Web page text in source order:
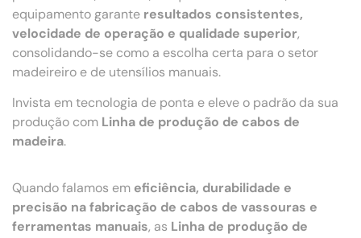
equipamento garante resultados consistentes,
velocidade de operação e qualidade superior,
consolidando-se como a escolha certa para o setor
madeireiro e de utensílios manuais.
Invista em tecnologia de ponta e eleve o padrão da sua
produção com Linha de produção de cabos de
madeira.
Quando falamos em eficiência, durabilidade e
precisão na fabricação de cabos de vassouras e
ferramentas manuais, as Linha de produção de